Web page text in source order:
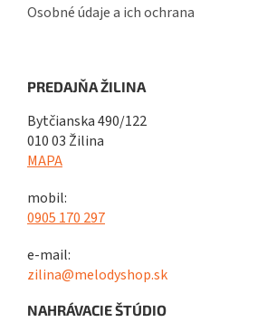
Osobné údaje a ich ochrana
PREDAJŇA ŽILINA
Bytčianska 490/122
010 03 Žilina
MAPA
mobil:
0905 170 297
e-mail:
zilina@melodyshop.sk
NAHRÁVACIE ŠTÚDIO